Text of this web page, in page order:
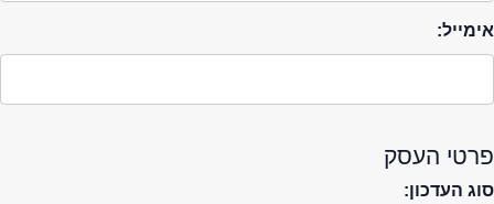
אימייל:
פרטי העסק
סוג העדכון: